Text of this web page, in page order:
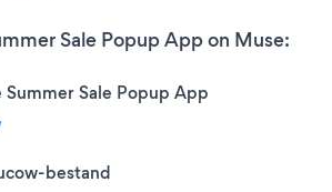
Sale Popup App on Muse:
Summer Sale Popup App
bestand